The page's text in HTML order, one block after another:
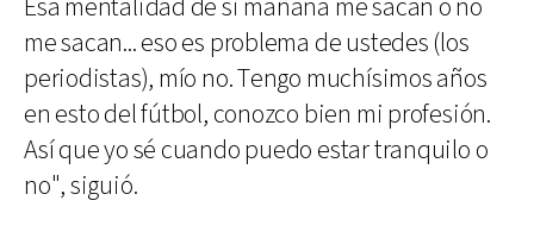
Esa mentalidad de si mañana me sacan o no
me sacan... eso es problema de ustedes (los
periodistas), mío no. Tengo muchísimos años
en esto del fútbol, conozco bien mi profesión.
Así que yo sé cuando puedo estar tranquilo o
no", siguió.